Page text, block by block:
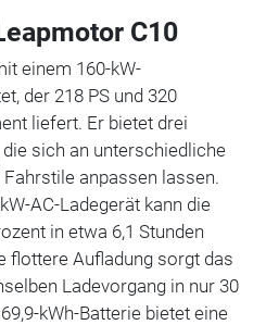
C10
einem 160-kW-
der 218 PS und 320
liefert. Er bietet drei
sich an unterschiedliche
anpassen lassen.
AC-Ladegerät kann die
in etwa 6,1 Stunden
flottere Aufladung sorgt das
Ladevorgang in nur 30
kWh-Batterie bietet eine